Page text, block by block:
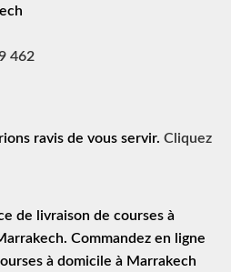
462
ravis de vous servir. Cliquez
de
livraison de courses à
Commandez en ligne
à domicile à Marrakech